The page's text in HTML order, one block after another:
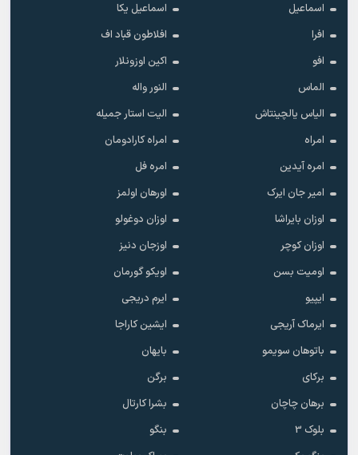
اسماعیل
اسماعیل یکا
افرا
افلاطون قباد اف
افو
اکین اوزونلار
الماس
النور واله
الیاس یالچینتاش
الیت استار جمیله
امراه
امراه کارادومان
امره آیدین
امره فل
امیر جان ایرک
اورهان اولمز
اوزان بایراشا
اوزان دوغولو
اوزان کوچر
اوزجان دنیز
اومیت بسن
اویکو گورمان
ایپیو
ایرم دریجی
ایرماک آریجی
ایشین کاراجا
باتوهان سویمو
بایهان
برکای
برگن
برهان چاچان
بشرا کارتال
بلوک 3
بنگو